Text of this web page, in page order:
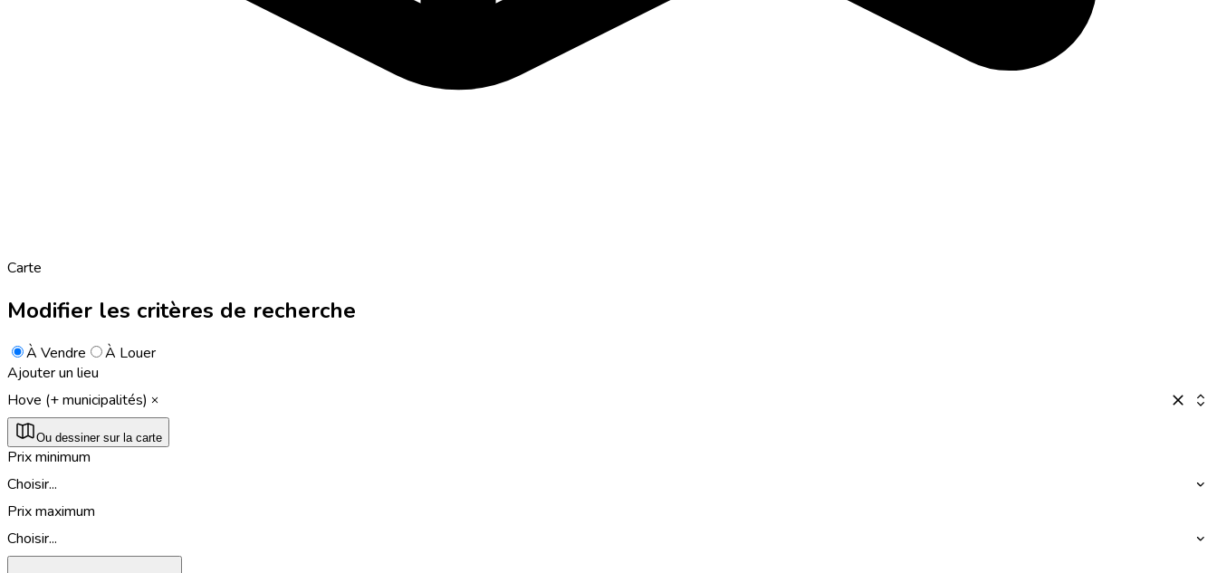
Carte
Modifier les critères de recherche
À Vendre
À Louer
Ajouter un lieu
Hove (+ municipalités)
Ou dessiner sur la carte
Prix minimum
Choisir...
Prix maximum
Choisir...